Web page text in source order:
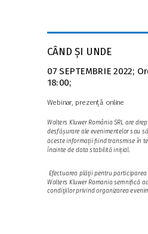
CÂND ȘI UNDE
07 SEPTEMBRIE 2022;
18:00;
Webinar, prezență online
Wolters Kluwer România SRL are
desfășurare ale evenimentelor sau
aceste informații fiind transmise în
înainte de data stabilită inițial.
Efectuarea plăţii pentru
Wolters Kluwer Romania semnifică
condiţiilor privind organizarea